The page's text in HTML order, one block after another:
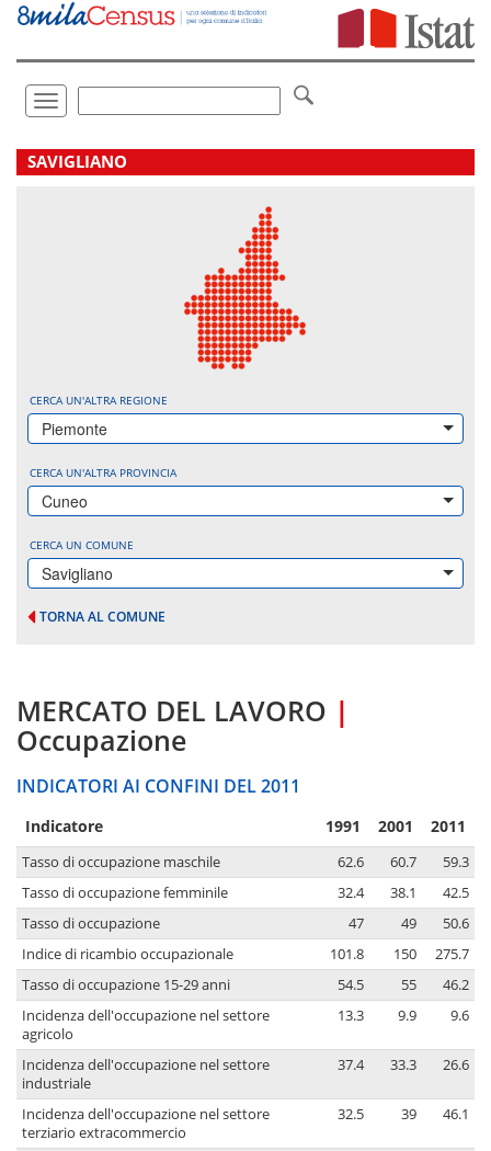
Vai
direttamente
Toggle
navigation
.
SAVIGLIANO
CERCA UN'ALTRA REGIONE
Piemonte
CERCA UN'ALTRA PROVINCIA
Cuneo
CERCA UN COMUNE
Savigliano
TORNA AL COMUNE
MERCATO DEL LAVORO |
Occupazione
INDICATORI AI CONFINI DEL 2011
Indicatore 1991 2001 2011
Tasso di occupazione maschile 62.6 60.7
59.3
Tasso di occupazione femminile
32.4 38.1
42.5
Tasso di occupazione
47 49
50.6
Indice di ricambio occupazionale
101.8 150
275.7
Tasso di occupazione 15-29 anni
54.5 55
46.2
Incidenza dell'occupazione nel settore
agricolo
13.3 9.9 9.6
Incidenza dell'occupazione nel settore
industriale
37.4 33.3 26.6
Incidenza dell'occupazione nel settore
terziario extracommercio
32.5 39 46.1